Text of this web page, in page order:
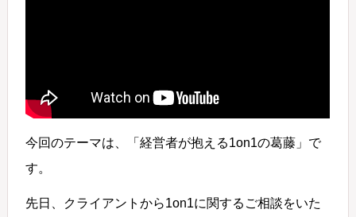
今回のテーマは、「経営者が抱える1on1の葛藤」で
す。
先日、クライアントから1on1に関するご相談をいた